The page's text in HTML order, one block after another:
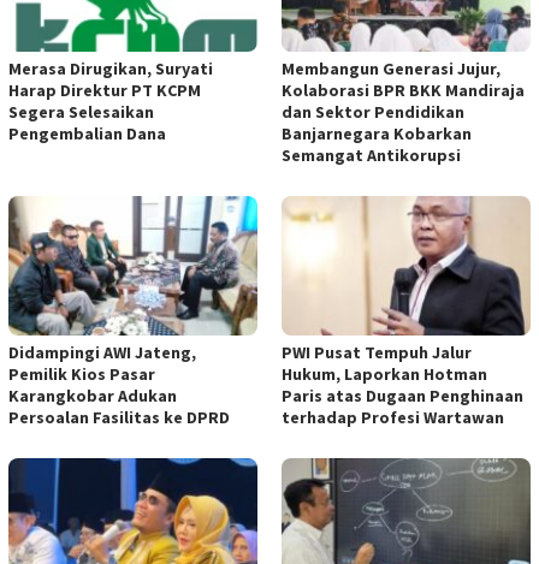
Merasa Dirugikan, Suryati
Harap Direktur PT KCPM
Segera Selesaikan
Pengembalian Dana
Membangun Generasi Jujur,
Kolaborasi BPR BKK Mandiraja
dan Sektor Pendidikan
Banjarnegara Kobarkan
Semangat Antikorupsi
Didampingi AWI Jateng,
Pemilik Kios Pasar
Karangkobar Adukan
Persoalan Fasilitas ke DPRD
PWI Pusat Tempuh Jalur
Hukum, Laporkan Hotman
Paris atas Dugaan Penghinaan
terhadap Profesi Wartawan